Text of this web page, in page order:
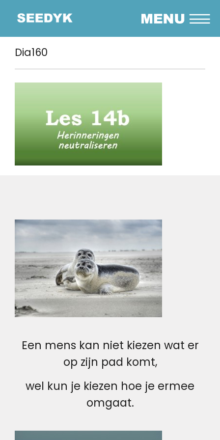
Dia160
Een mens kan niet kiezen wat er
op zijn pad komt,
wel kun je kiezen hoe je ermee
omgaat.